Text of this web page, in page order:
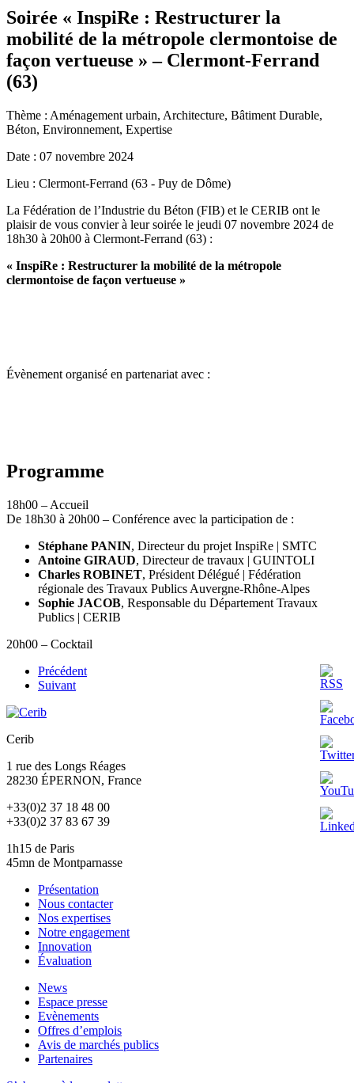
Soirée « InspiRe : Restructurer la
mobilité de la métropole clermontoise de
façon vertueuse » – Clermont-Ferrand
(63)
Thème : Aménagement urbain, Architecture, Bâtiment Durable,
Béton, Environnement, Expertise
Date : 07 novembre 2024
Lieu : Clermont-Ferrand (63 - Puy de Dôme)
La Fédération de l’Industrie du Béton (FIB) et le CERIB ont le
plaisir de vous convier à leur soirée le jeudi 07 novembre 2024 de
18h30 à 20h00 à Clermont-Ferrand (63) :
« InspiRe : Restructurer la mobilité de la métropole
clermontoise de façon vertueuse »
Évènement organisé en partenariat avec :
Programme
18h00 – Accueil
De 18h30 à 20h00 – Conférence avec la participation de :
Stéphane PANIN, Directeur du projet InspiRe | SMTC
Antoine GIRAUD, Directeur de travaux | GUINTOLI
Charles ROBINET, Président Délégué | Fédération
régionale des Travaux Publics Auvergne-Rhône-Alpes
Sophie JACOB, Responsable du Département Travaux
Publics | CERIB
20h00 – Cocktail
Précédent
Suivant
Cerib
1 rue des Longs Réages
28230 ÉPERNON, France
+33(0)2 37 18 48 00
+33(0)2 37 83 67 39
1h15 de Paris
45mn de Montparnasse
Présentation
Nous contacter
Nos expertises
Notre engagement
Innovation
Évaluation
News
Espace presse
Evènements
Offres d’emplois
Avis de marchés publics
Partenaires